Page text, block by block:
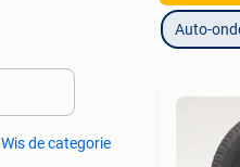
Wis de categorie
Auto-